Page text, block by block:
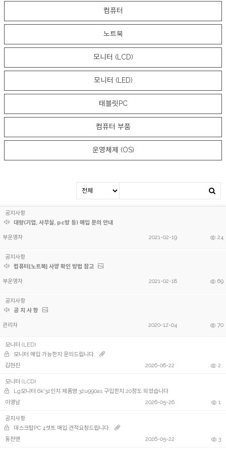
컴퓨터
노트북
모니터 (LCD)
모니터 (LED)
태블릿PC
컴퓨터 부품
운영체제 (OS)
공지사항
대량(기업, 사무실, pc방 등) 매입 문의 안내
부운영자 24
2021-02-19
공지사항
컴퓨터[노트북] 사양 확인 방법 참고
부운영자 69
2021-02-18
공지사항
공 지 사 항
관리자 70
2020-12-04
모니터 (LED)
모니터 매입 가능한지 문의드립니다.
김현진
2
2026-06-22
모니터 (LCD)
Lg모니터 6k'32인치 제품명 32u990as 구입한지 20정도 되었습니다
이영남
1
2026-05-26
공지사항
데스크탑PC 4셋트 매입 견적요청드립니다.
동천맨
3
2026-05-22